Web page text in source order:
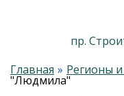
пр.
Главная
Регионы
"Людмила"